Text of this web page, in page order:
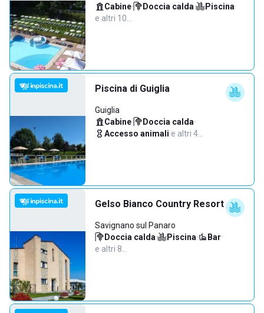
Cabine· Doccia calda· Piscina·
e altri 10…
Piscina di Guiglia
Guiglia
Cabine· Doccia calda·
Accesso animali·e altri 4…
Gelso Bianco Country Resort
Savignano sul Panaro
Doccia calda· Piscina· Bar·
e altri 8…